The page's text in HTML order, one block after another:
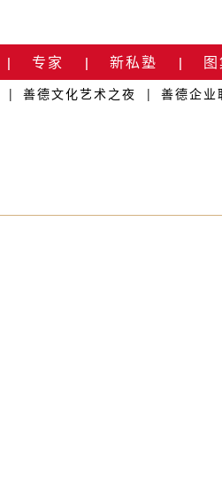
| 专家 | 新私塾 |
| 善德文化艺术之夜 | 善德企业